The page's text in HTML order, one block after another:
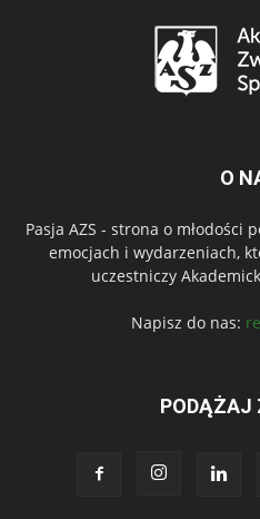
O
Pasja AZS - strona o młodości
emocjach i wydarzeniach,
uczestniczy
Napisz do nas:
PODĄŻAJ